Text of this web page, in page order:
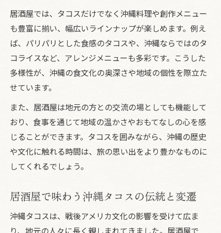
読谷村でテイクアウトも楽しめる居酒屋の特色
沖縄タコスのテイクアウト対応居酒屋の見
極め方
居酒屋で味わう沖縄タコスとテイクアウト
の利点
沖縄タコス人気店のテイクアウト事情と居
酒屋選び
テイクアウトで楽しむ沖縄タコスと居酒屋
の工夫
沖縄タコスチェーン店と居酒屋の違いを比
較
コス
アメリカンな空間で味わう沖縄タコスと居
酒屋体験
居酒屋では、タコスだけでなく沖縄料理や創作メニュー
も豊富に揃い、幅広いラインナップが楽しめます。例え
ば、パリパリとした食感のタコスや、沖縄ならではのタ
コライスなど、アレンジメニューも多彩です。こうした
多様性が、沖縄の食文化の奥深さや地域の個性を際立た
せています。
また、居酒屋は地元の方との交流の場としても機能して
おり、食事を通じて地域の温かさやおもてなしの心を感
じることができます。タコスを囲みながら、沖縄の歴史
や文化に触れる時間は、旅の思い出をより豊かなものに
してくれるでしょう。
居酒屋で味わう沖縄タコスの伝統と変遷
沖縄タコスは、戦後アメリカ文化の影響を受けて広ま
り、地元の人々に長く親しまれてきました。居酒屋で